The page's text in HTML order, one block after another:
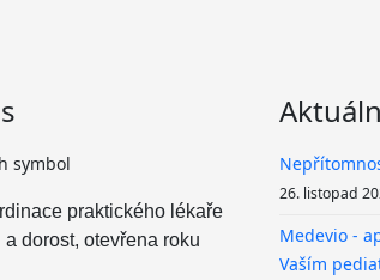
praktického lékaře
a dorost, otevřena roku
26. listopad
Medevio -
Vaším